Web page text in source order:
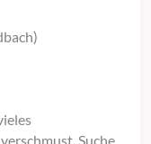
Suche